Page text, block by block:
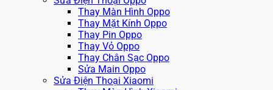
Thay Màn Hình Oppo
Thay Mặt Kính Oppo
Thay Pin Oppo
Thay Vỏ Oppo
Thay Chân Sạc Oppo
Sửa Main Oppo
Sửa Điện Thoại Xiaomi